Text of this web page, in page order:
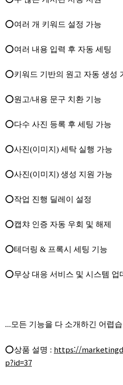
⭕여러 개 키워드 설정 가능
⭕여러 내용 입력 후 자동 세팅
⭕키워드 기반의 원고 자동 생성
⭕원고/내용 문구 치환 기능
⭕다수 사진 등록 후 세팅 가능
⭕사진(이미지) 세탁 실행 가능
⭕사진(이미지) 생성 지원 가능
⭕작업 진행 딜레이 설정
⭕캡챠 인증 자동 우회 및 해제
⭕테더링 & 프록시 세팅 기능
⭕무상 대응 서비스 및 시스템 업
...모든 기능을 다 소개하긴 어렵
⭕상품 설명 : https://
p?id=37